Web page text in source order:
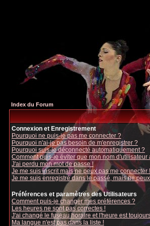
Index du Forum
Connexion et Enregistrement
Pourquoi ne puis-je pas me connecter ?
Pourquoi n'ai-je pas besoin de m'enregistrer ?
Pourquoi suis-je déconnecté automatiquement ?
Comment puis-je éviter que mon nom
J'ai perdu mon mot de passe !
Je me suis inscrit mais ne peux pas me connecter !
Je me suis enregistré dans le passé, mais ne
Préférences et paramètres des Utilisateurs
Comment puis-je changer mes préférences ?
Les heures ne sont pas correctes !
J'ai changé le fuseau horaire et l'heure est
Ma langue n'est pas dans la liste !